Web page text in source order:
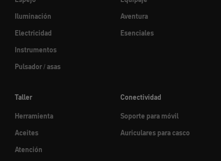
Iluminación
Electricidad
Instrumentos
Pulsador / asas
Aventura
Esenciales
Taller
Herramienta
Aceites
Atención
Conectividad
Soporte para móvil
Auriculares para casco